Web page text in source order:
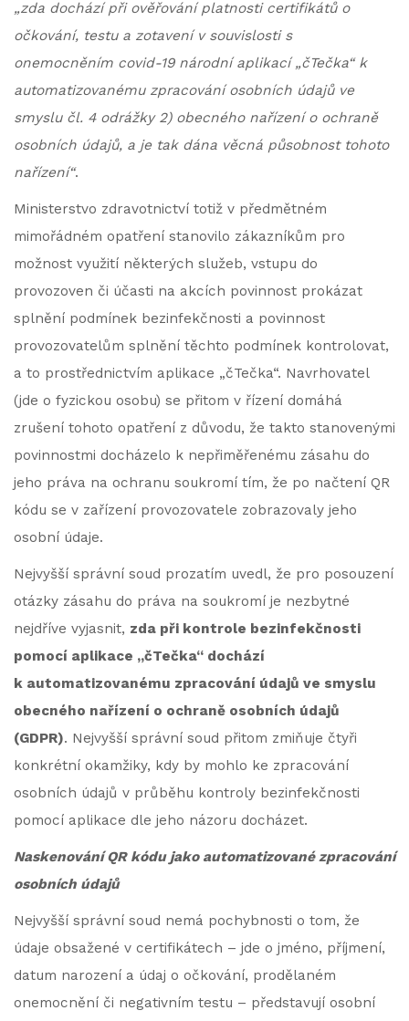
„zda dochází při ověřování platnosti certifikátů o
očkování, testu a zotavení v souvislosti s
onemocněním covid-19 národní aplikací „čTečka“ k
automatizovanému zpracování osobních údajů ve
smyslu čl. 4 odrážky 2) obecného nařízení o ochraně
osobních údajů, a je tak dána věcná působnost tohoto
nařízení“.
Ministerstvo zdravotnictví totiž v předmětném
mimořádném opatření stanovilo zákazníkům pro
možnost využití některých služeb, vstupu do
provozoven či účasti na akcích povinnost prokázat
splnění podmínek bezinfekčnosti a povinnost
provozovatelům splnění těchto podmínek kontrolovat,
a to prostřednictvím aplikace „čTečka“. Navrhovatel
(jde o fyzickou osobu) se přitom v řízení domáhá
zrušení tohoto opatření z důvodu, že takto stanovenými
povinnostmi docházelo k nepřiměřenému zásahu do
jeho práva na ochranu soukromí tím, že po načtení QR
kódu se v zařízení provozovatele zobrazovaly jeho
osobní údaje.
Nejvyšší správní soud prozatím uvedl, že pro posouzení
otázky zásahu do práva na soukromí je nezbytné
nejdříve vyjasnit, zda při kontrole bezinfekčnosti
pomocí aplikace „čTečka“ dochází
k automatizovanému zpracování údajů ve smyslu
obecného nařízení o ochraně osobních údajů
(GDPR). Nejvyšší správní soud přitom zmiňuje čtyři
konkrétní okamžiky, kdy by mohlo ke zpracování
osobních údajů v průběhu kontroly bezinfekčnosti
pomocí aplikace dle jeho názoru docházet.
Naskenování QR kódu jako automatizované zpracování
osobních údajů
Nejvyšší správní soud nemá pochybnosti o tom, že
údaje obsažené v certifikátech – jde o jméno, příjmení,
datum narození a údaj o očkování, prodělaném
onemocnění či negativním testu – představují osobní